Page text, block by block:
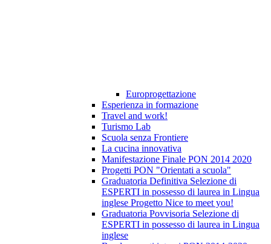
Europrogettazione
Esperienza in formazione
Travel and work!
Turismo Lab
Scuola senza Frontiere
La cucina innovativa
Manifestazione Finale PON 2014 2020
Progetti PON "Orientati a scuola"
Graduatoria Definitiva Selezione di
ESPERTI in possesso di laurea in Lingua
inglese Progetto Nice to meet you!
Graduatoria Povvisoria Selezione di
ESPERTI in possesso di laurea in Lingua
inglese